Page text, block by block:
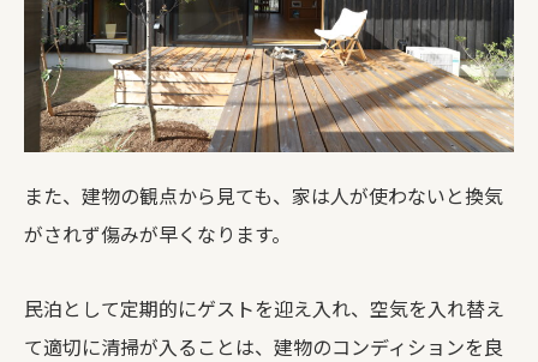
また、建物の観点から見ても、家は人が使わないと換気
がされず傷みが早くなります。
民泊として定期的にゲストを迎え入れ、空気を入れ替え
て適切に清掃が入ることは、建物のコンディションを良